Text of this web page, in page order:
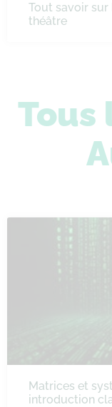
Tout savoir
théâtre
Tous
Matrices et
introduction